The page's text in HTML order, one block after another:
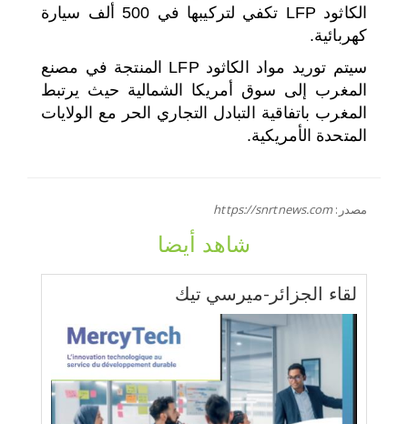
الكاثود LFP تكفي لتركيبها في 500 ألف سيارة
كهربائية.
سيتم توريد مواد الكاثود LFP المنتجة في مصنع
المغرب إلى سوق أمريكا الشمالية حيث يرتبط
المغرب باتفاقية التبادل التجاري الحر مع الولايات
المتحدة الأمريكية.
مصدر:https://snrtnews.com
شاهد أيضا
لقاء الجزائر-ميرسي تيك